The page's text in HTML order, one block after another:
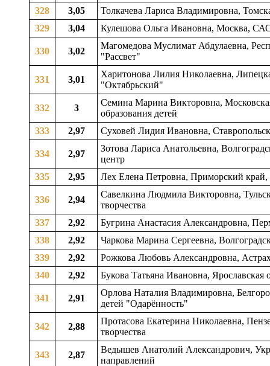
328
3,05
Толкачева Лариса Владимировна,
329
3,04 Кулешова Ольга Ивановна, Москва,
330 3,02
Магомедова Муслимат Абдулаевна,
"Рассвет"
331 3,01
Харитонова Лилия Николаевна,
"Октябрьский"
332 3
Семина Марина Викторовна,
образования детей
333
2,97 Суховей Лидия Ивановна,
334 2,97
Зотова Лариса Анатольевна,
центр
335
2,95 Лех Елена Петровна, Приморский край,
336 2,94
Савелкина Людмила Викторовна,
творчества
337
2,92
Бугрина Анастасия Александровна,
338
2,92
Чаркова Марина Сергеевна,
339
2,92
Рожкова Любовь Александровна,
340
2,92 Букова Татьяна Ивановна, Ярославская
341 2,91
Орлова Наталия Владимировна,
детей "Одарённость"
342 2,88
Протасова Екатерина Николаевна,
творчества
343 2,87
Ведышев Анатолий Александрович,
направлений